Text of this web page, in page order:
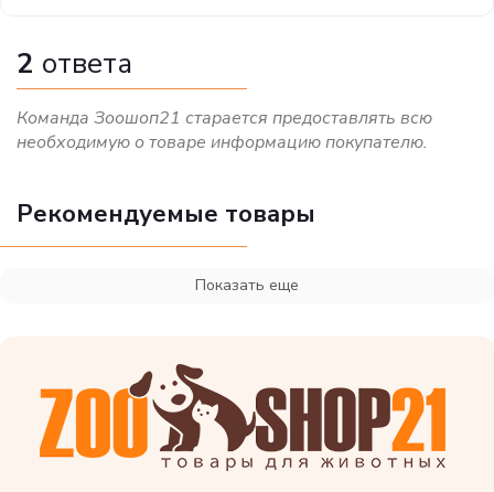
2 ответа
Команда Зоошоп21 старается предоставлять всю
необходимую о товаре информацию покупателю.
Рекомендуемые товары
Показать еще